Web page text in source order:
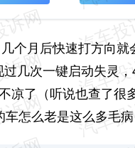
个月后快速打方向
几次一键启动失灵
凉了（听说也查了很
怎么老是这么多毛病